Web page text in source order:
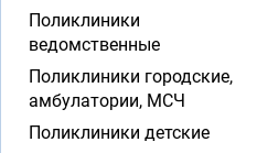
Поликлиники
ведомственные
Поликлиники городские,
амбулатории, МСЧ
Поликлиники детские